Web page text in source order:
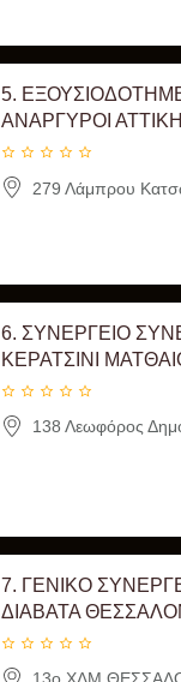
5.
ΑΝΑΡΓΥΡΟΙ
279 Λάμπρου
6. ΣΥΝΕΡΓΕΙΟ
ΚΕΡΑΤΣΙΝΙ
138 Λεωφόρος
7. ΓΕΝΙΚΟ
ΔΙΑΒΑΤΑ